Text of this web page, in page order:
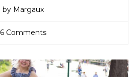
by Margaux
6 Comments